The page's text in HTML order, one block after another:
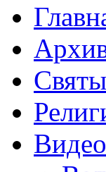
Видео